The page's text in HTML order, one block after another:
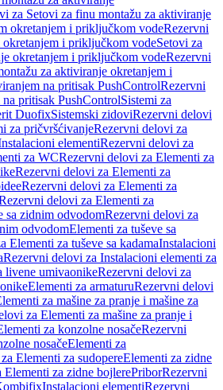
za Setovi za finu montažu za aktiviranje
okretanjem i priključkom vodeRezervni
i priključkom vodeSetovi za
okretanjem i priključkom vodeRezervni
za aktiviranje okretanjem i
na pritisak PushControlRezervni
pritisak PushControlSistemi za
DuofixSistemski zidoviRezervni delovi
za pričvršćivanjeRezervni delovi za
elementiRezervni delovi za
za WCRezervni delovi za Elementi za
Rezervni delovi za Elementi za
Rezervni delovi za Elementi za
delovi za Elementi za
sa zidnim odvodomRezervni delovi za
odvodomElementi za tuševe sa
Elementi za tuševe sa kadamaInstalacioni
Rezervni delovi za Instalacioni elementi za
livene umivaonikeRezervni delovi za
Elementi za armaturuRezervni delovi
za mašine za pranje i mašine za
za Elementi za mašine za pranje i
za konzolne nosačeRezervni
nosačeElementi za
Elementi za sudopereElementi za zidne
za zidne bojlerePriborRezervni
Instalacioni elementiRezervni